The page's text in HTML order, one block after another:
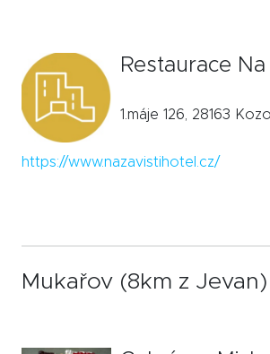
Restaurace Na
1.máje 126, 28163
https://www.nazavistihotel.cz/
Mukařov (8km z Jevan)